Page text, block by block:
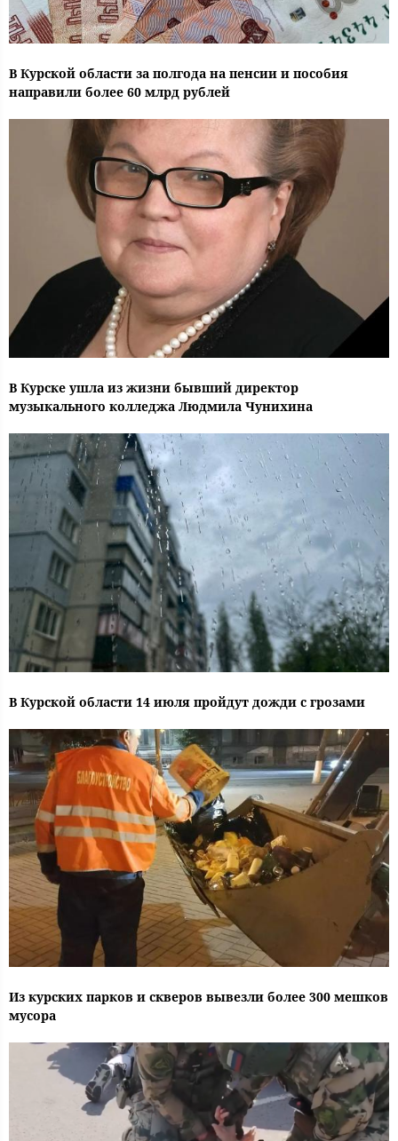
В Курской области за полгода на пенсии и пособия
направили более 60 млрд рублей
В Курске ушла из жизни бывший директор
музыкального колледжа Людмила Чунихина
В Курской области 14 июля пройдут дожди с грозами
Из курских парков и скверов вывезли более 300 мешков
мусора